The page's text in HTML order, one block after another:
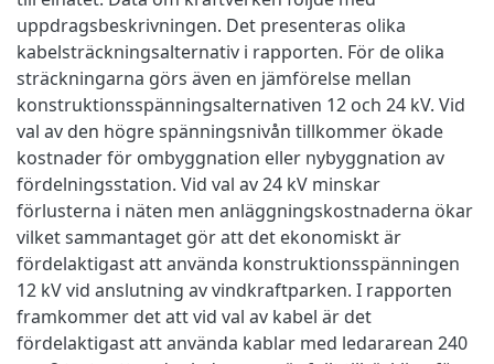
uppdragsbeskrivningen. Det presenteras olika
kabelsträckningsalternativ i rapporten. För de olika
sträckningarna görs även en jämförelse mellan
konstruktionsspänningsalternativen 12 och 24 kV. Vid
val av den högre spänningsnivån tillkommer ökade
kostnader för ombyggnation eller nybyggnation av
fördelningsstation. Vid val av 24 kV minskar
förlusterna i näten men anläggningskostnaderna ökar
vilket sammantaget gör att det ekonomiskt är
fördelaktigast att använda konstruktionsspänningen
12 kV vid anslutning av vindkraftparken. I rapporten
framkommer det att vid val av kabel är det
fördelaktigast att använda kablar med ledararean 240